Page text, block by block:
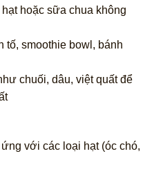
hoặc sữa chua không
tố, smoothie bowl, bánh
chuối, dâu, việt quất để
với các loại hạt (óc chó,